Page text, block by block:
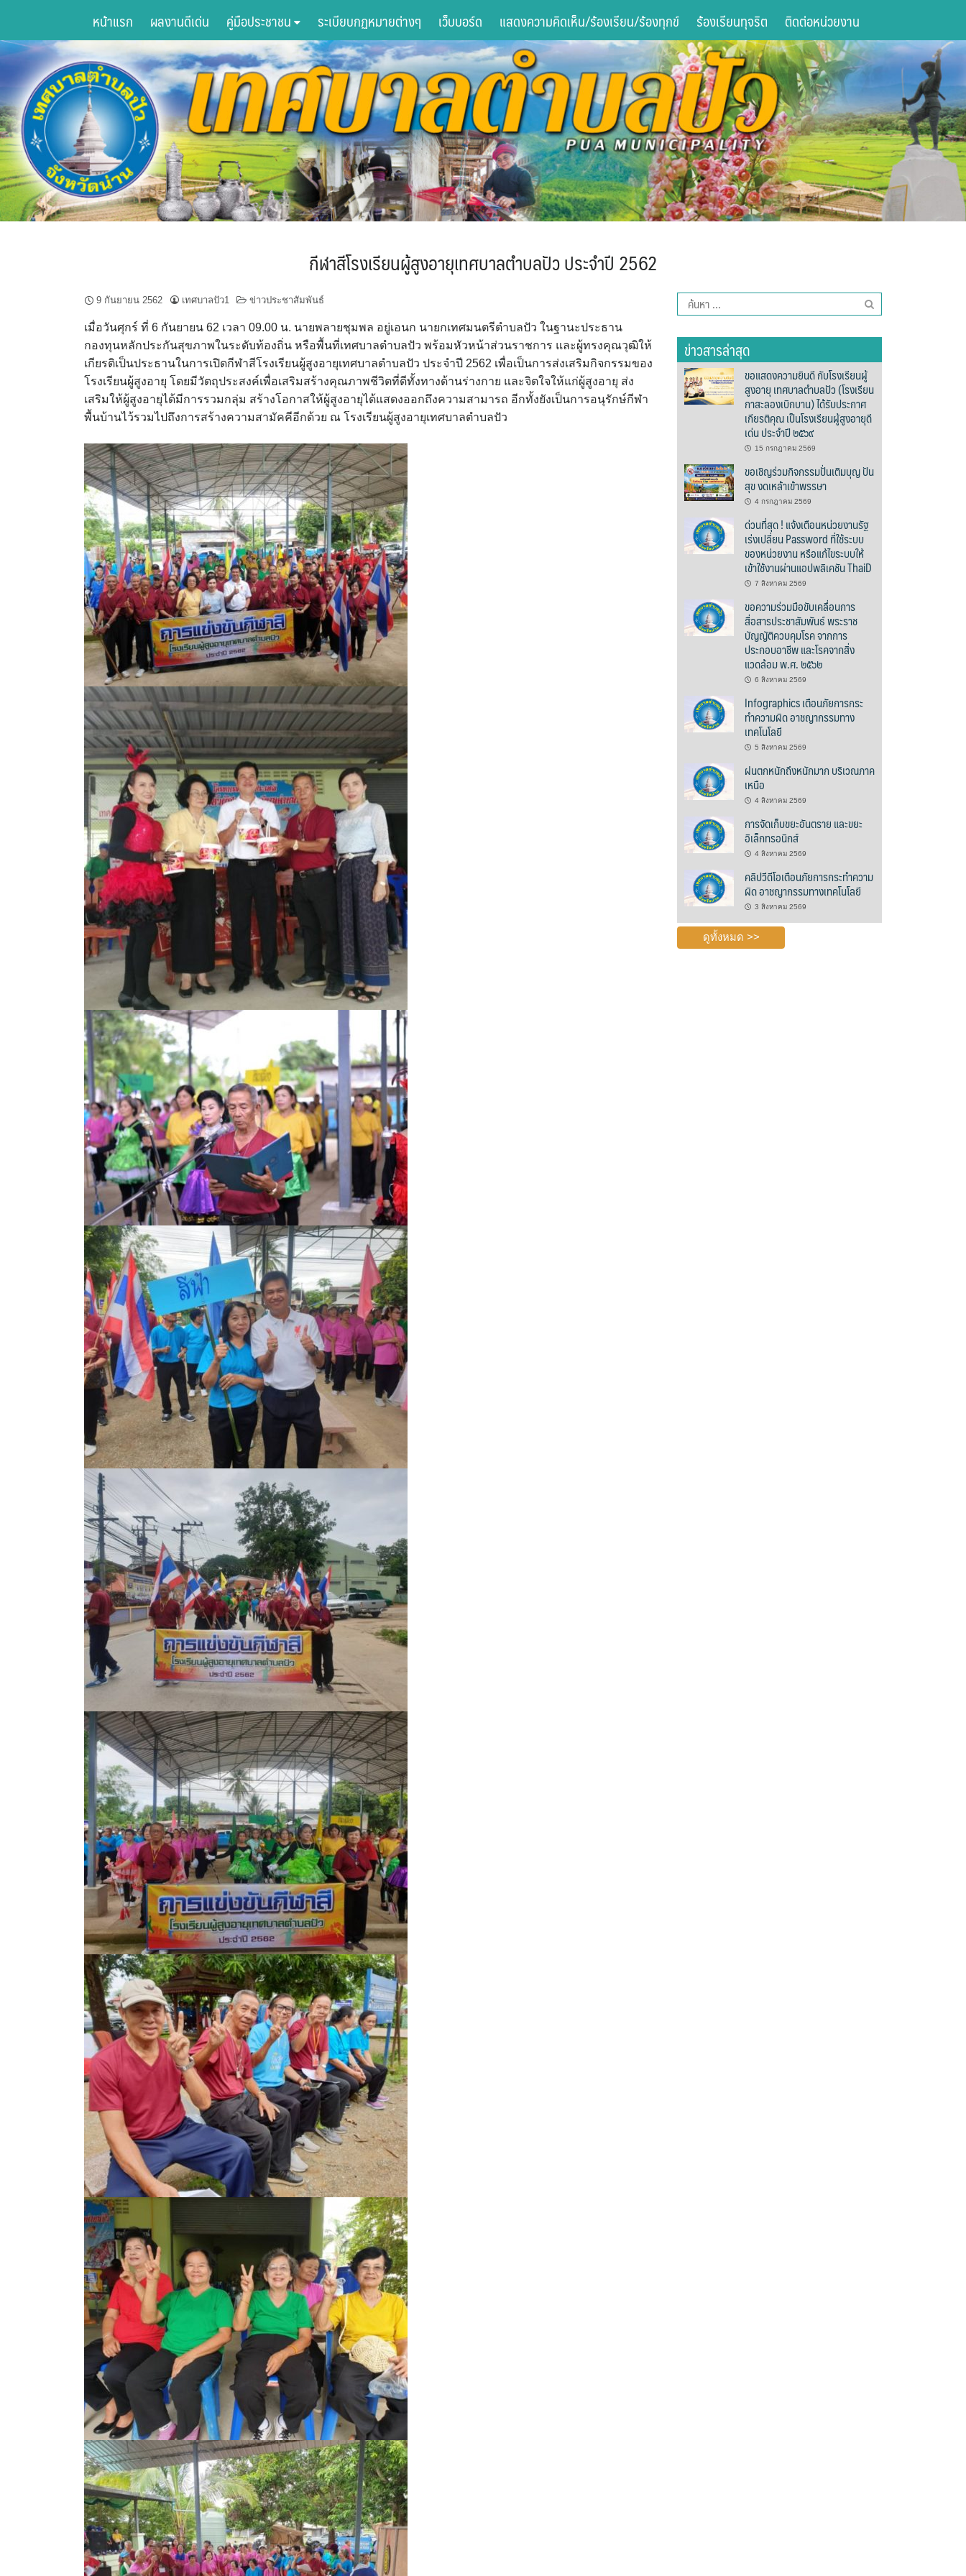
content
หน้าแรก ผลงานดีเด่น คู่มือประชาชน ระเบียบกฏหมายต่างๆ เว็บบอร์ด แสดงความคิดเห็น/ร้องเรียน/ร้องทุกข์ ร้องเรียนทุจริต ติดต่อหน่วยงาน
กีฬาสีโรงเรียนผู้สูงอายุเทศบาลตำบลปัว ประจำปี 2562
9 กันยายน 2562 เทศบาลปัว1 ข่าวประชาสัมพันธ์
เมื่อวันศุกร์ ที่ 6 กันยายน 62 เวลา 09.00 น. นายพลายชุมพล อยู่เอนก นายกเทศมนตรีตำบลปัว ในฐานะประธาน
กองทุนหลักประกันสุขภาพในระดับท้องถิ่น หรือพื้นที่เทศบาลตำบลปัว พร้อมหัวหน้าส่วนราชการ และผู้ทรงคุณวุฒิให้
เกียรติเป็นประธานในการเปิดกีฬาสีโรงเรียนผู้สูงอายุเทศบาลตำบลปัว ประจำปี 2562 เพื่อเป็นการส่งเสริมกิจกรรมของ
โรงเรียนผู้สูงอายุ โดยมีวัตถุประสงค์เพื่อเสริมสร้างคุณภาพชีวิตที่ดีทั้งทางด้านร่างกาย และจิตใจให้แก่ผู้สูงอายุ ส่ง
เสริมให้ผู้สูงอายุได้มีการรวมกลุ่ม สร้างโอกาสให้ผู้สูงอายุได้แสดงออกถึงความสามารถ อีกทั้งยังเป็นการอนุรักษ์กีฬา
พื้นบ้านไว้รวมไปถึงการสร้างความสามัคคีอีกด้วย ณ โรงเรียนผู้สูงอายุเทศบาลตำบลปัว
ค้นหา
สำหรับ:
ข่าวสารล่าสุด
ขอแสดงความยินดี กับโรงเรียนผู้
สูงอายุ เทศบาลตำบลปัว (โรงเรียน
กาสะลองเบิกบาน) ได้รับประกาศ
เกียรติคุณ เป็นโรงเรียนผู้สูงอายุดี
เด่น ประจำปี ๒๕๖๙
15 กรกฎาคม 2569
ขอเชิญร่วมกิจกรรมปั่นเติมบุญ ปัน
สุข งดเหล้าเข้าพรรษา
4 กรกฎาคม 2569
ด่วนที่สุด ! แจ้งเตือนหน่วยงานรัฐ
เร่งเปลี่ยน Password ที่ใช้ระบบ
ของหน่วยงาน หรือแก้ไขระบบให้
เข้าใช้งานผ่านแอปพลิเคชัน ThaiD
7 สิงหาคม 2569
ขอความร่วมมือขับเคลื่อนการ
สื่อสารประชาสัมพันธ์ พระราช
บัญญัติควบคุมโรค จากการ
ประกอบอาชีพ และโรคจากสิ่ง
แวดล้อม พ.ศ. ๒๕๖๒
6 สิงหาคม 2569
Infographics เตือนภัยการกระ
ทำความผิด อาชญากรรมทาง
เทคโนโลยี
5 สิงหาคม 2569
ฝนตกหนักถึงหนักมาก บริเวณภาค
เหนือ
4 สิงหาคม 2569
การจัดเก็บขยะอันตราย และขยะ
อิเล็กทรอนิกส์
4 สิงหาคม 2569
คลิปวีดีโอเตือนภัยการกระทำความ
ผิด อาชญากรรมทางเทคโนโลยี
3 สิงหาคม 2569
ดูทั้งหมด >>